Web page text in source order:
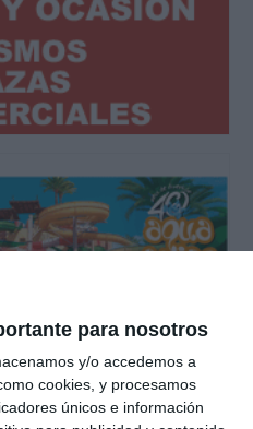
para nosotros
y/o accedemos a
cookies, y procesamos
únicos e información